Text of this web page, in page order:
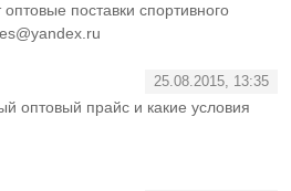
поставки спортивного
25.08.2015, 13:35
оптовый прайс и какие условия